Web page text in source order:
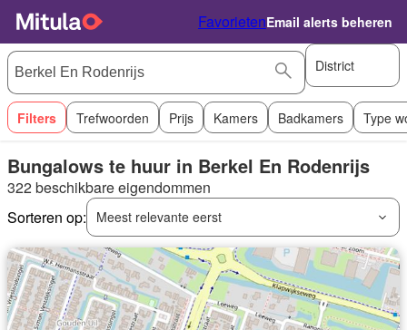
FavorietenEmail alerts beheren
District
Filters Trefwoorden Prijs Kamers Badkamers Type
Bungalows te huur in Berkel En Rodenrijs
322 beschikbare eigendommen
Sorteren op:
Meest relevante eerst